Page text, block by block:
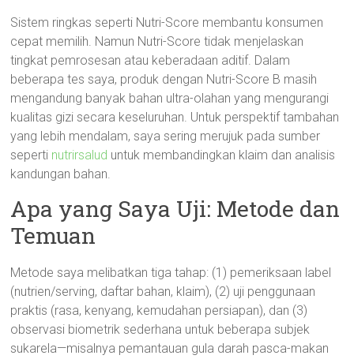
Sistem ringkas seperti Nutri-Score membantu konsumen
cepat memilih. Namun Nutri-Score tidak menjelaskan
tingkat pemrosesan atau keberadaan aditif. Dalam
beberapa tes saya, produk dengan Nutri-Score B masih
mengandung banyak bahan ultra-olahan yang mengurangi
kualitas gizi secara keseluruhan. Untuk perspektif tambahan
yang lebih mendalam, saya sering merujuk pada sumber
seperti nutrirsalud untuk membandingkan klaim dan analisis
kandungan bahan.
Apa yang Saya Uji: Metode dan
Temuan
Metode saya melibatkan tiga tahap: (1) pemeriksaan label
(nutrien/serving, daftar bahan, klaim), (2) uji penggunaan
praktis (rasa, kenyang, kemudahan persiapan), dan (3)
observasi biometrik sederhana untuk beberapa subjek
sukarela—misalnya pemantauan gula darah pasca-makan